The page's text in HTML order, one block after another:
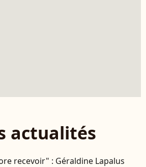
actualités
recevoir" : Géraldine Lapalus